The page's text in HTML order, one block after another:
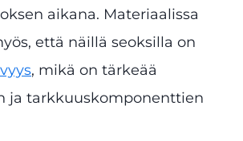
aikana. Materiaalissa
että näillä seoksilla on
, mikä on tärkeää
ja tarkkuuskomponenttien